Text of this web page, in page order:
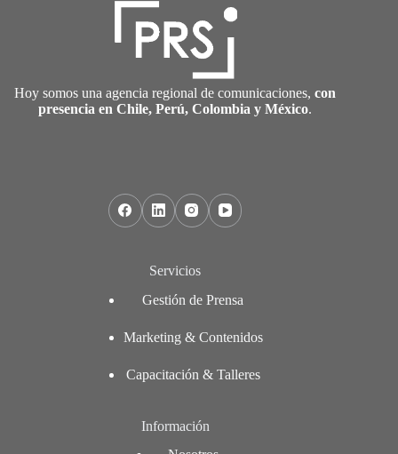
Hoy somos una agencia regional de comunicaciones,con
presencia en Chile, Perú, Colombia y México.
Servicios
Gestión de Prensa
Marketing & Contenidos
Capacitación & Talleres
Información